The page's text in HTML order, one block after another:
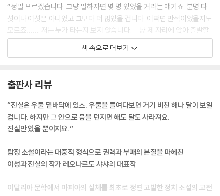
“정말 모르겠습니다. 그냥 말하자면 몇 명 있었을 거라는 얘기죠. 분명 다
섯이나 여섯은 아니었고 그보다 더 많았을 겁니다. 어쩌면 만석이었을지도
모르죠……. 저는 누가 타는지 보지 않습니다. 그냥 제 자리에 앉아 출발할
뿐이지요……. 저는 도로만 봅니다. 그러라고 월급을 받는 거니까요.”
동조합인 ‘산타 파라’가 이 지역의 검은 양이었다고 말입니다. 판에 들어가
기를 거부하고, 입찰 공고에 정직하게 견적서를 내고, 어떤 보호 없이 경쟁
에 뛰어드는 업체였던 겁니다. 그리고 가끔 최고가와 최저가가 정해진 낙
찰 방식에서 정확한 입찰가를 제시할 수 있었습니다. 정직하게 계산을 했
나와 이야기를 나누러 옵니다. 두 사람은 말을 하면서도 하지 않는 것 같은
대화를 나누죠. 암시적이고, 자수의 뒷면처럼 이해하기 어려운 대화 말입
보이죠……. 콜라스베르나는 그 대화의 이면을 보려 하지 않거나 보지 못합
책 속으로 더보기
출판사 리뷰
“진실은 우물 밑바닥에 있소. 우물을 들여다보면 거기 비친 해나 달이 보일
겁니다. 하지만 그 안으로 몸을 던지면 해도 달도 사라져요.
진실만 있을 뿐이지요.”
탐정 소설이라는 대중적 형식으로 권력과 부패의 본질을 파헤친
이성과 진실의 작가 레오나르도 샤샤의 대표작
이탈리아 문학에서 마피아의 실체를 최초로 정면 고발한 정치 소설의 고전